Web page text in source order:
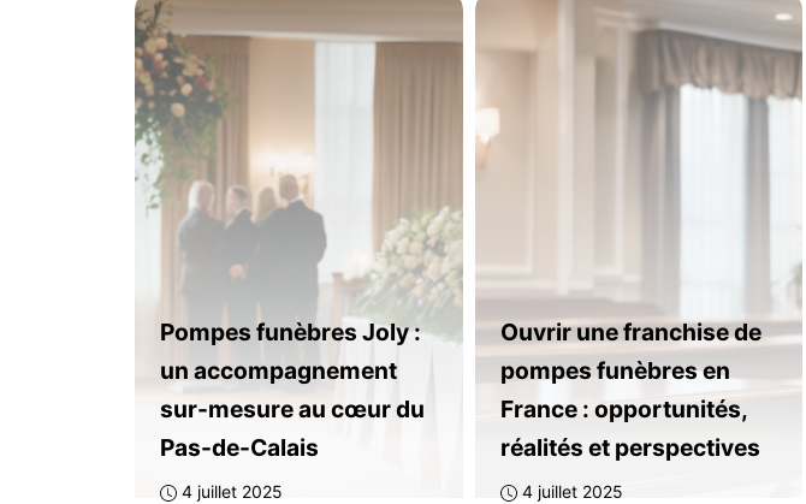
Pompes funèbres Joly :
un accompagnement
sur-mesure au cœur du
Pas-de-Calais
4 juillet 2025
Ouvrir une franchise de
pompes funèbres en
France : opportunités,
réalités et perspectives
4 juillet 2025